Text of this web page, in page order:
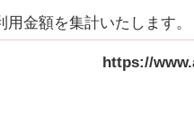
金額を集計いたします。
https://